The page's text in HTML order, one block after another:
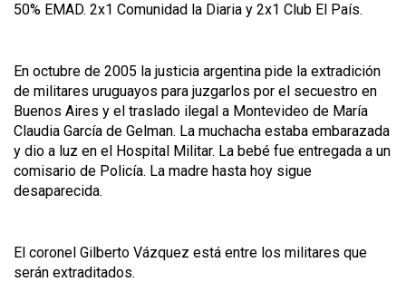
50% EMAD. 2x1 Comunidad la Diaria y 2x1 Club El País.
En octubre de 2005 la justicia argentina pide la extradición
de militares uruguayos para juzgarlos por el secuestro en
Buenos Aires y el traslado ilegal a Montevideo de María
Claudia García de Gelman. La muchacha estaba embarazada
y dio a luz en el Hospital Militar. La bebé fue entregada a un
comisario de Policía. La madre hasta hoy sigue
desaparecida.
El coronel Gilberto Vázquez está entre los militares que
serán extraditados.